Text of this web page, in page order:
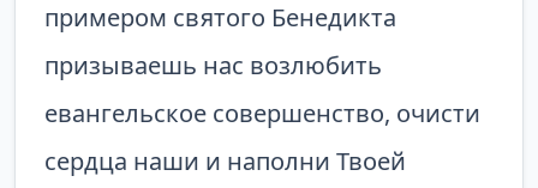
примером святого Бенедикта
призываешь нас возлюбить
евангельское совершенство, очисти
сердца наши и наполни Твоей